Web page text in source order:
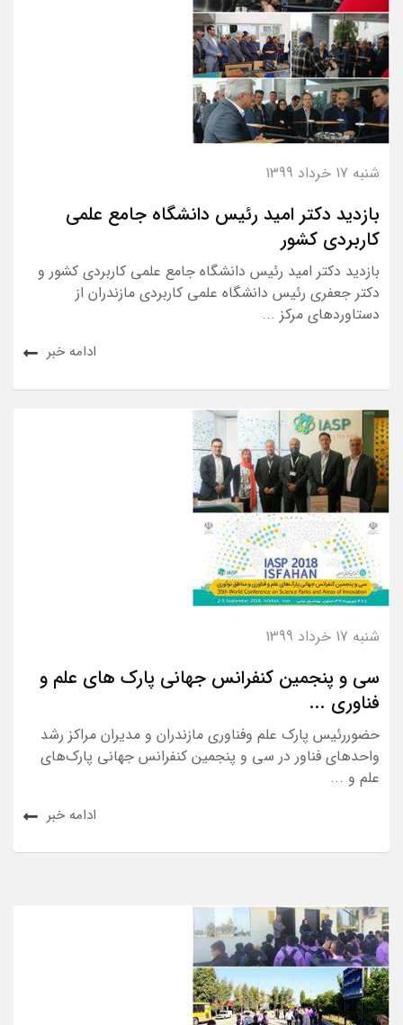
شنبه 17 خرداد 1399
بازدید دکتر امید رئیس دانشگاه جامع علمی
کاربردی کشور
بازدید دکتر امید رئیس دانشگاه جامع علمی کاربردی کشور و
دکتر جعفری رئیس دانشگاه علمی کاربردی مازندران از
دستاوردهای مرکز ...
ادامه خبر
شنبه 17 خرداد 1399
سی و پنجمین کنفرانس جهانی پارک های علم و
فناوری ...
حضوررئیس پارک علم وفناوری مازندران و مدیران مراکز رشد
واحدهای فناور در سی و پنجمین کنفرانس جهانی پارک‌های
علم و ...
ادامه خبر